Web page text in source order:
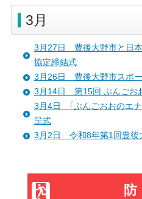
3月
3月27日 豊後大野市と日
協定締結式
3月26日 豊後大野市スポ
3月14日 第15回 ぶんごお
3月4日 ｢ぶんごおおのエ
呈式
3月2日 令和8年第1回豊後